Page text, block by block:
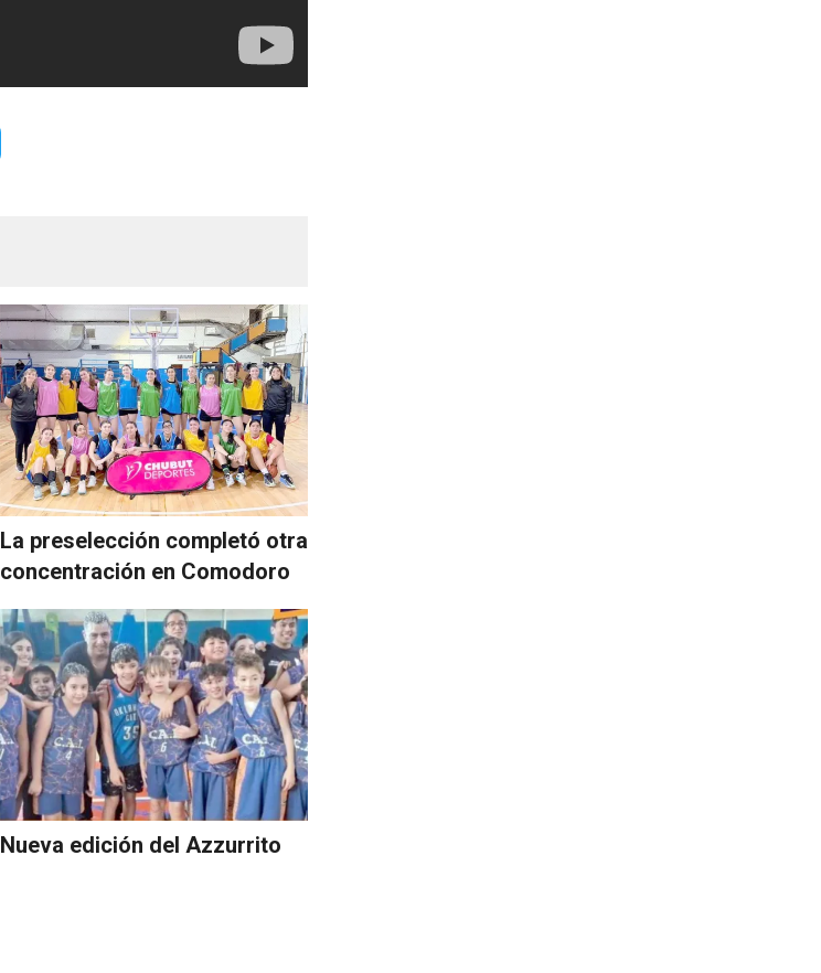
La preselección completó otra
concentración en Comodoro
Nueva edición del Azzurrito